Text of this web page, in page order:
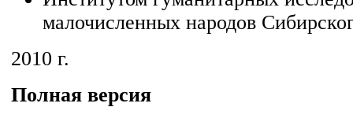
малочисленных народов
2010 г.
Полная версия